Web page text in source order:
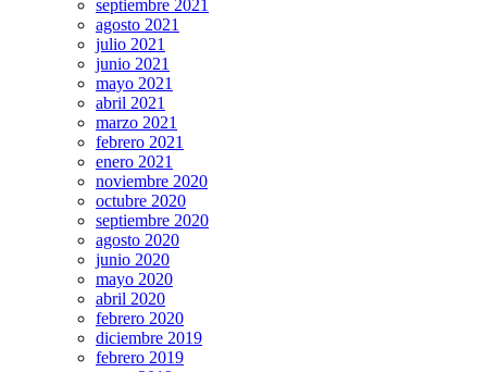
septiembre 2021
agosto 2021
julio 2021
junio 2021
mayo 2021
abril 2021
marzo 2021
febrero 2021
enero 2021
noviembre 2020
octubre 2020
septiembre 2020
agosto 2020
junio 2020
mayo 2020
abril 2020
febrero 2020
diciembre 2019
febrero 2019